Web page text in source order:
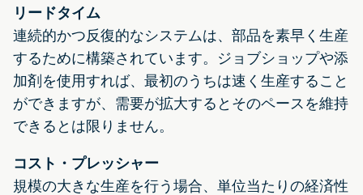
リードタイム
連続的かつ反復的なシステムは、部品を素早く生産
するために構築されています。ジョブショップや添
加剤を使用すれば、最初のうちは速く生産すること
ができますが、需要が拡大するとそのペースを維持
できるとは限りません。
コスト・プレッシャー
規模の大きな生産を行う場合、単位当たりの経済性